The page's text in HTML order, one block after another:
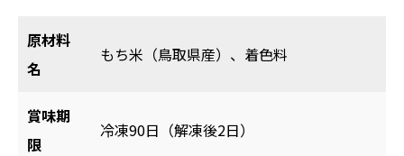
原材料
名
もち米（鳥取県産）、着色料
賞味期
限
冷凍90日（解凍後2日）